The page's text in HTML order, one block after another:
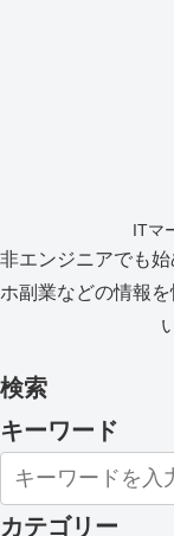
ITマ
非エンジニアでも
ホ副業などの情報
検索
キーワード
カテゴリー